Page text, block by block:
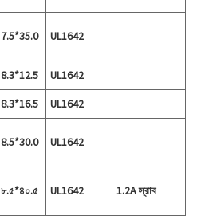
7.5*35.0 UL1642
8.3*12.5
UL1642
8.3*16.5 UL1642
8.5*30.0 UL1642
৮.৫*৪০.৫ UL1642 1.2A স্রাব